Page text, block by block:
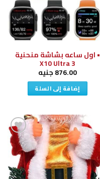
• اول ساعه بشاشة منحنية
X10 Ultra 3
876.00جنيه
إضافة إلى السلة
إضافة
إلى
قائمة
الرغبات